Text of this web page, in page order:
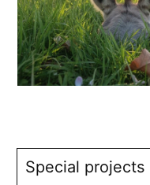
Special projects